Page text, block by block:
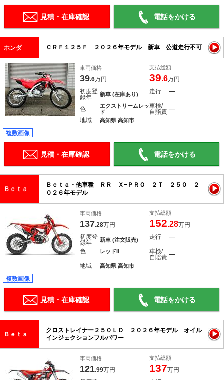
見積・在庫確認 電話をかける
ホンダ ＣＲＦ１２５Ｆ ２０２６年モデル 新車 公道走行不可
車両価格
39.6万円
支払総額
39.6万円
初度登
録年
新車 (在庫あり) 走行 ―
色
エクストリームレッ
ド
車検/
自賠責 ―
地域 高知県 高知市
複数画像
見積・在庫確認 電話をかける
Ｂｅｔａ
Ｂｅｔａ・他車種 ＲＲ Ｘ−ＰＲＯ ２Ｔ ２５０ ２
０２６年モデル
車両価格
137.28万円
支払総額
152.28万円
初度登
録年
新車 (注文販売) 走行 ―
色 レッドII
車検/
自賠責 ―
地域 高知県 高知市
複数画像
見積・在庫確認 電話をかける
Ｂｅｔａ
クロストレイナー２５０ＬＤ ２０２６年モデル オイル
インジェクションフルパワー
車両価格
121.99万円
支払総額
137万円